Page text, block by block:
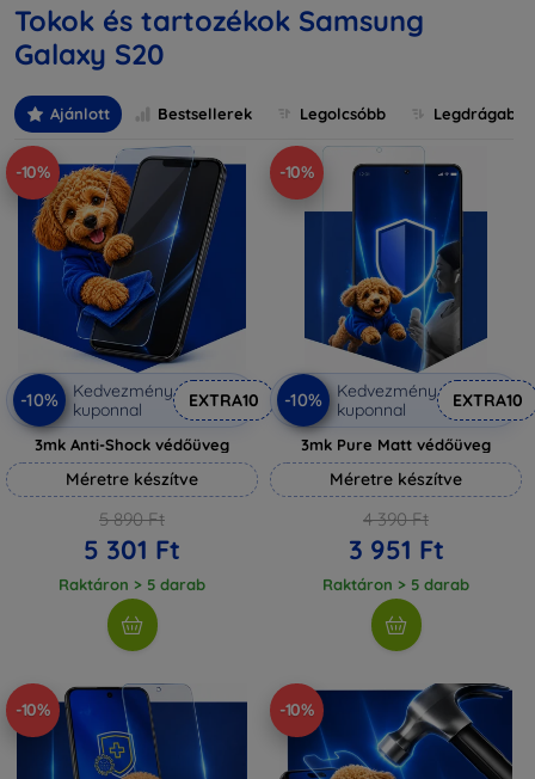
Tokok és tartozékok Samsung
Galaxy S20
Ajánlott Bestsellerek Legolcsóbb Legdrágabb
-10%
-10%
Kedvezmény
kuponnal
EXTRA10
3mk Anti-Shock védőüveg
Méretre készítve
5 890 Ft
5 301 Ft
Raktáron > 5 darab
-10%
-10%
Kedvezmény
kuponnal
EXTRA10
3mk Pure Matt védőüveg
Méretre készítve
4 390 Ft
3 951 Ft
Raktáron > 5 darab
-10% -10%